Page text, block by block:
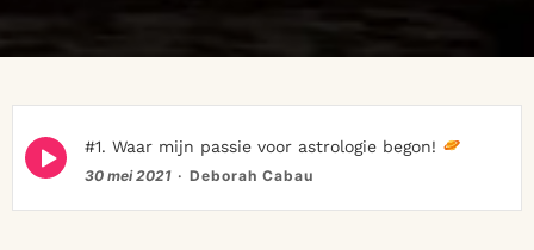
Episode
play
#1. Waar mijn passie voor astrologie begon!
30 mei 2021 Deborah Cabau